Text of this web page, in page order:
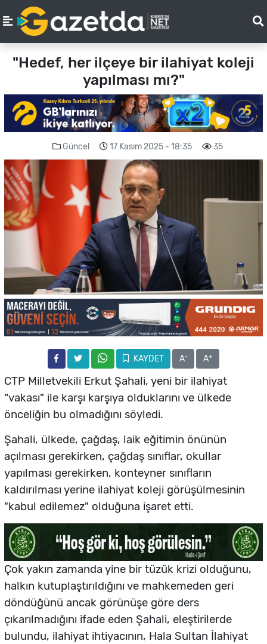
"Hedef, her ilçeye bir ilahiyat koleji
yapılması mı?"
Güncel 17 Kasım 2025 - 18:35 35
KAYDET A- A+
CTP Milletvekili Erkut Şahali, yeni bir ilahiyat
“vakası” ile karşı karşıya olduklarını ve ülkede
önceliğin bu olmadığını söyledi.
Şahali, ülkede, çağdaş, laik eğitimin önünün
açılması gerekirken, çağdaş sınıflar, okullar
yapılması gerekirken, konteyner sınıfların
kaldırılması yerine ilahiyat koleji görüşülmesinin
"kabul edilemez" olduğuna işaret etti.
Çok yakın zamanda yine bir tüzük krizi olduğunu,
halkın kutuplaştırıldığını ve mahkemeden geri
döndüğünü ancak görünüşe göre ders
çıkarılmadığını ifade eden Şahali, eleştirilerde
bulundu, ilahiyat ihtiyacının, Hala Sultan İlahiyat